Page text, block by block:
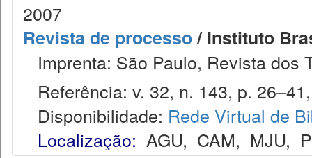
2007
Revista de processo/ Instituto
Imprenta: São Paulo, Revista dos
Referência: v. 32, n. 143, p.
Disponibilidade: Rede Virtual de
Localização: AGU, CAM, MJU,